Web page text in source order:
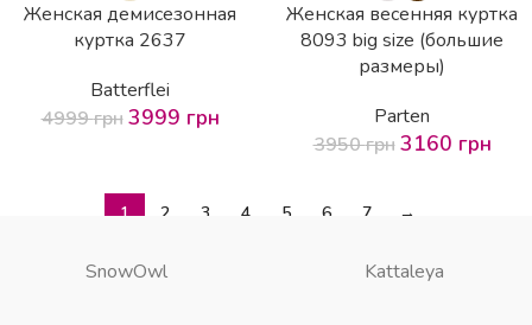
Женская демисезонная
куртка 2637
Batterflei
4999грн 3999 грн
Женская весенняя куртка
8093 big size (большие
размеры)
Parten
3950грн 3160 грн
1 2 3 4 5 6 7 →
SnowOwl Kattaleya